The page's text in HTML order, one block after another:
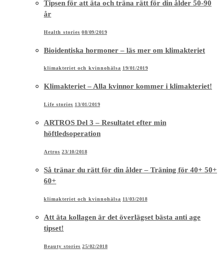
Tipsen för att äta och träna rätt för din ålder 50-90
år
Health stories 08/09/2019
Bioidentiska hormoner – läs mer om klimakteriet
klimakteriet och kvinnohälsa 19/01/2019
Klimakteriet – Alla kvinnor kommer i klimakteriet!
Life stories 13/01/2019
ARTROS Del 3 – Resultatet efter min
höftledsoperation
Artros 23/10/2018
Så tränar du rätt för din ålder – Träning för 40+ 50+
60+
klimakteriet och kvinnohälsa 11/03/2018
Att äta kollagen är det överlägset bästa anti age
tipset!
Beauty stories 25/02/2018